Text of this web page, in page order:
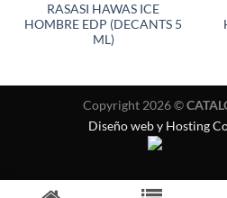
RASASI HAWAS ICE
HOMBRE EDP (DECANTS 5
ML)
Copyright 2026 ©
Diseño web y Hosting